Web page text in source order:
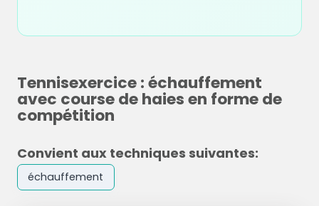
Tennisexercice : échauffement
avec course de haies en forme de
compétition
Convient aux techniques suivantes:
échauffement